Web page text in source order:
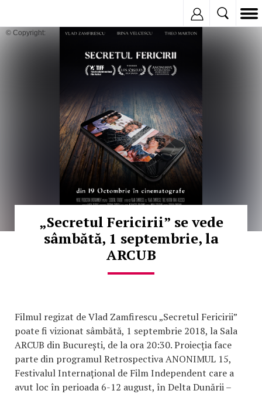
© Copyright:
„Secretul Fericirii” se vede
sâmbătă, 1 septembrie, la
ARCUB
Filmul regizat de Vlad Zamfirescu „Secretul Fericirii”
poate fi vizionat sâmbătă, 1 septembrie 2018, la Sala
ARCUB din București, de la ora 20:30. Proiecția face
parte din programul Retrospectiva ANONIMUL 15,
Festivalul Internațional de Film Independent care a
avut loc în perioada 6-12 august, în Delta Dunării –